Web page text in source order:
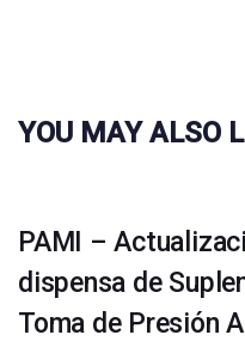
YOU MAY ALSO
PAMI –
dispensa de
Toma de Presión